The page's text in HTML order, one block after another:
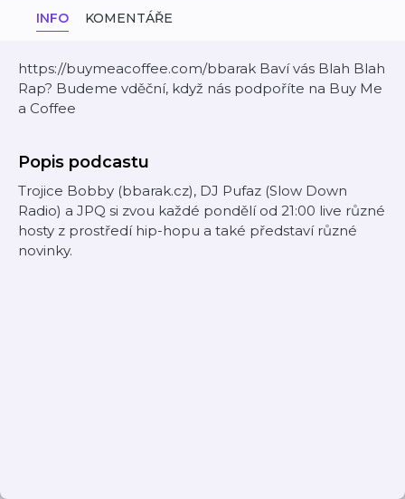
INFO KOMENTÁŘE
https://buymeacoffee.com/bbarak Baví vás Blah Blah
Rap? Budeme vděční, když nás podpoříte na Buy Me
a Coffee
Popis podcastu
Trojice Bobby (bbarak.cz), DJ Pufaz (Slow Down
Radio) a JPQ si zvou každé pondělí od 21:00 live různé
hosty z prostředí hip-hopu a také představí různé
novinky.